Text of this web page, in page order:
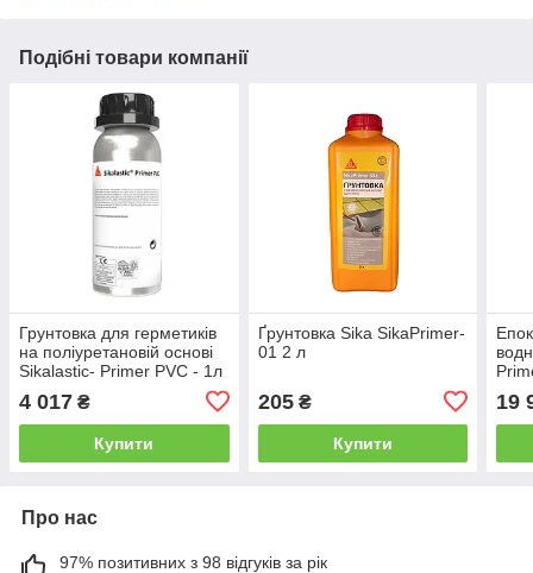
Подібні товари компанії
Грунтовка для герметиків
на поліуретановій основі
Sikalastic- Primer PVC - 1л
4 017 ₴
Купити
Ґрунтовка Sika SikaPrimer-
01 2 л
205₴
Купити
19
Про нас
97% позитивних з 98 відгуків за рік